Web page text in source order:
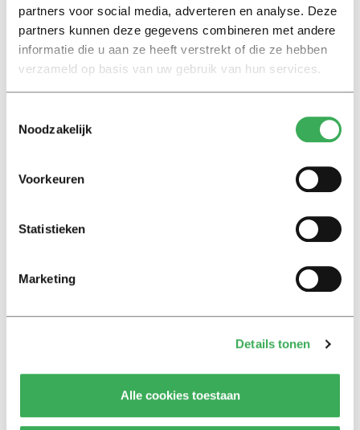
partners voor social media, adverteren en analyse. Deze
partners kunnen deze gegevens combineren met andere
informatie die u aan ze heeft verstrekt of die ze hebben
verzameld op basis van uw gebruik van hun services.
Noodzakelijk
Voorkeuren
Statistieken
Marketing
Details tonen
Alle cookies toestaan
Lees ook
Marion Koopmans over online
bedreigingen en desinformatie:
kregen er een paar miljoen
slaapmiddelen: zo komen
studenten de tentamenperiode